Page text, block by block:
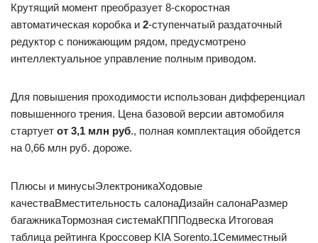
Крутящий момент преобразует 8-скоростная
автоматическая коробка и 2-ступенчатый раздаточный
редуктор с понижающим рядом, предусмотрено
интеллектуальное управление полным приводом.
Для повышения проходимости использован дифференциал
повышенного трения. Цена базовой версии автомобиля
стартует от 3,1 млн руб., полная комплектация обойдется
на 0,66 млн руб. дороже.
Плюсы и минусыЭлектроникаХодовые
качестваВместительность салонаДизайн салонаРазмер
багажникаТормозная системаКПППодвеска Итоговая
таблица рейтинга Кроссовер KIA Sorento.1Семиместный